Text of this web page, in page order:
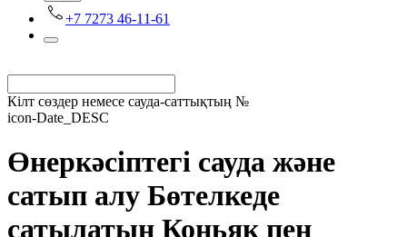
+7 7273 46-11-61
Кілт сөздер немесе сауда-саттықтың №
icon-Date_DESC
Өнеркәсіптегі сауда және
сатып алу Бөтелкеде
сатылатын Коньяк пен